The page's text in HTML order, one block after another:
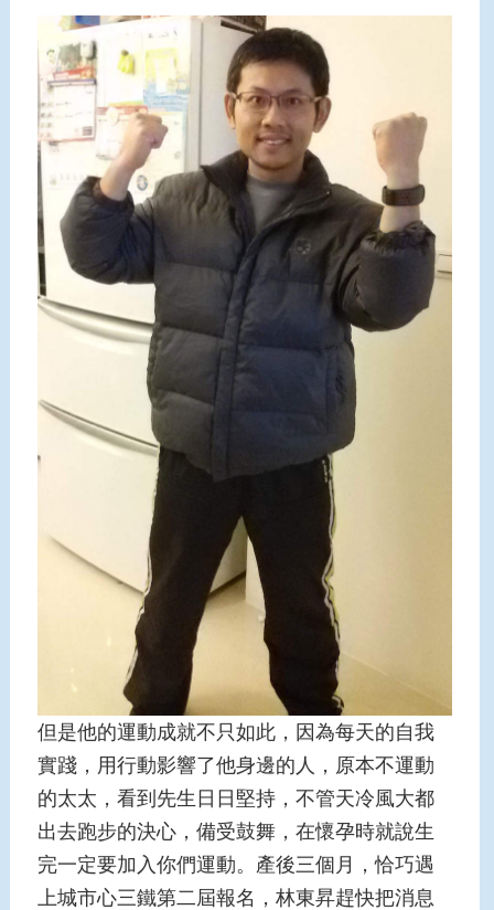
但是他的運動成就不只如此，因為每天的自我
實踐，用行動影響了他身邊的人，原本不運動
的太太，看到先生日日堅持，不管天冷風大都
出去跑步的決心，備受鼓舞，在懷孕時就說生
完一定要加入你們運動。產後三個月，恰巧遇
上城市心三鐵第二屆報名，林東昇趕快把消息